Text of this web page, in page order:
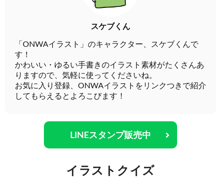
スケブくん
「ONWAイラスト」のキャラクター、スケブくんで
す！
かわいい・ゆるい手書きのイラスト素材がたくさんあ
りますので、気軽に使ってくださいね。
お気に入り登録、ONWAイラストをリンクつきで紹介
してもらえるとよろこびます！
LINEスタンプ販売中
イラストクイズ